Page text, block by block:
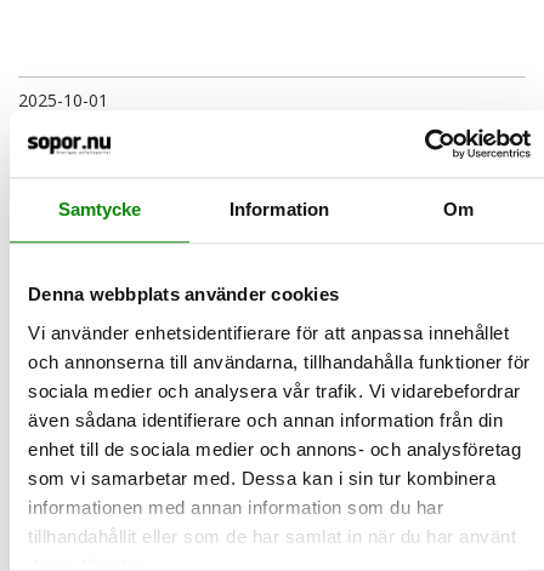
Samtycke Information Om
Denna webbplats använder cookies
Vi använder enhetsidentifierare för att anpassa innehållet
och annonserna till användarna, tillhandahålla funktioner för
sociala medier och analysera vår trafik. Vi vidarebefordrar
även sådana identifierare och annan information från din
enhet till de sociala medier och annons- och analysföretag
som vi samarbetar med. Dessa kan i sin tur kombinera
informationen med annan information som du har
tillhandahållit eller som de har samlat in när du har använt
2025-10-01
Från 1 oktober ska du slänga trasiga
strumpor i soppåsen
textilier. Det här är det viktigaste du behöver veta.
LÄS MER
2025-09-29
15 kilo ätbar mat per person hamnar i
soporna – varje år
Idag, 29 september, är det den Internationella matsvinnsdagen,
en dag instiftad av FN för att uppmärksamma och bekäm…
LÄS MER
2025-09-17